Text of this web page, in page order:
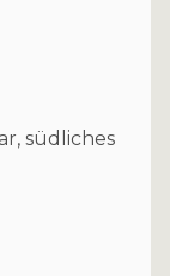
südliches